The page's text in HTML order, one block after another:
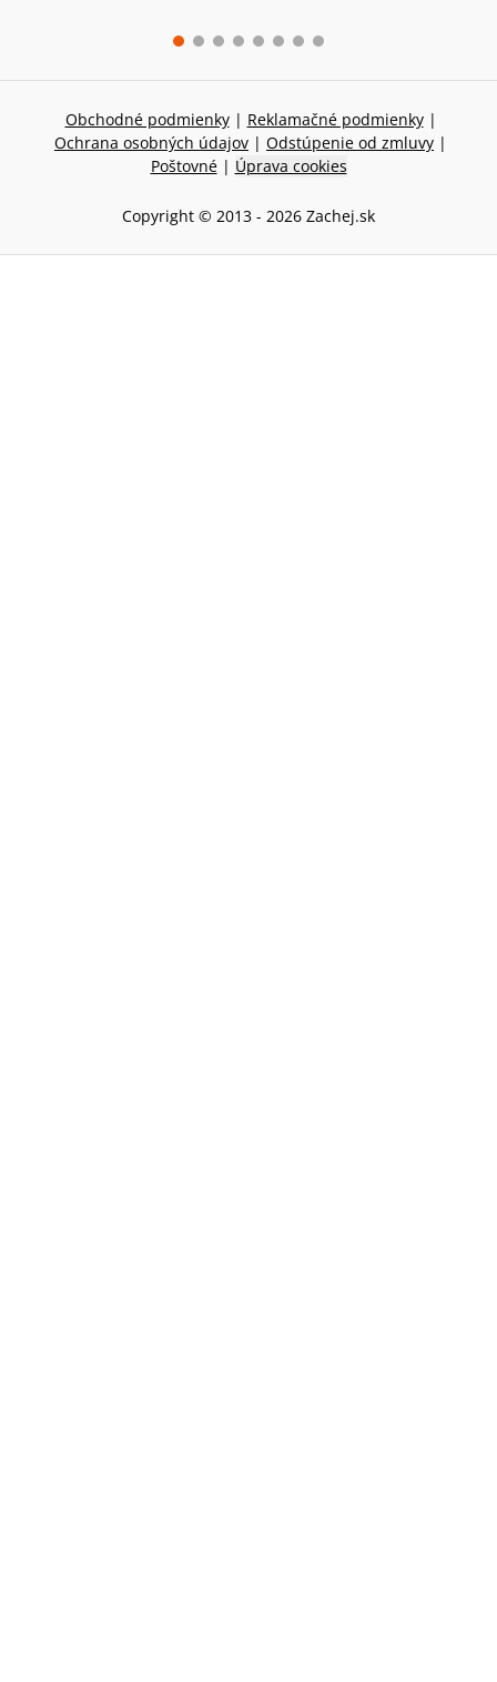
Obchodné podmienky | Reklamačné podmienky |
Ochrana osobných údajov | Odstúpenie od zmluvy |
Poštovné | Úprava cookies
Copyright © 2013 - 2026 Zachej.sk